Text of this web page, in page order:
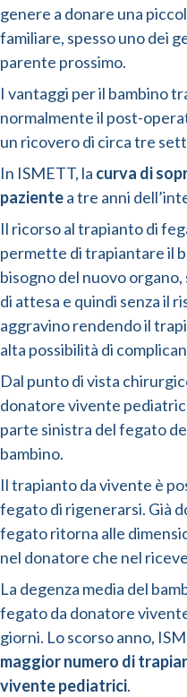
genere a donare una
familiare, spesso uno dei
parente prossimo.
I vantaggi per il bambino
normalmente il post-
un ricovero di circa tre
In ISMETT, la curva di
pazientea tre anni
Il ricorso al trapianto di
permette di trapiantare il
bisogno del nuovo
di attesa e quindi senza il
aggravino rendendo il
alta possibilità di
Dal punto di vista
donatore vivente
parte sinistra del fegato
bambino.
Il trapianto da vivente è
fegato di rigenerarsi. Già
fegato ritorna alle
nel donatore che nel
La degenza media del
fegato da donatore
giorni. Lo scorso anno,
maggior numero di
vivente pediatrici.